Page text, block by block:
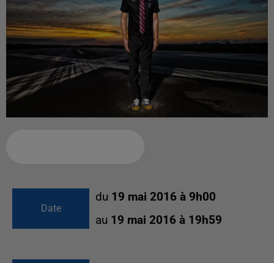
Date
du 19 mai 2016 à 9h00
au 19 mai 2016 à 19h59